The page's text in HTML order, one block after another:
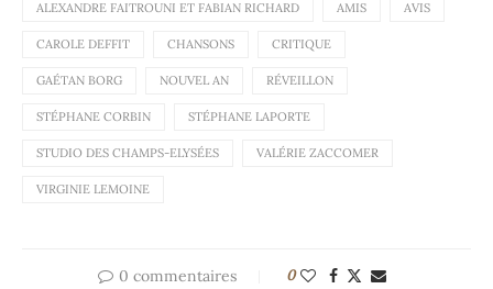
ALEXANDRE FAITROUNI ET FABIAN RICHARD AMIS AVIS
CAROLE DEFFIT CHANSONS CRITIQUE
GAÉTAN BORG NOUVEL AN RÉVEILLON
STÉPHANE CORBIN STÉPHANE LAPORTE
STUDIO DES CHAMPS-ELYSÉES VALÉRIE ZACCOMER
VIRGINIE LEMOINE
0 commentaires 0